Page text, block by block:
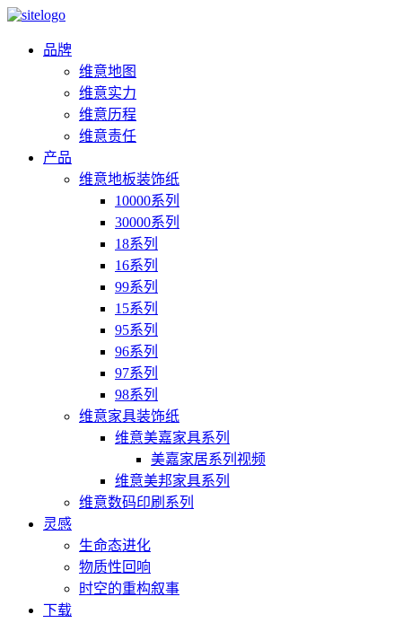
品牌
维意地图
维意实力
维意历程
维意责任
产品
维意地板装饰纸
10000系列
30000系列
18系列
16系列
99系列
15系列
95系列
96系列
97系列
98系列
维意家具装饰纸
维意美嘉家具系列
美嘉家居系列视频
维意美邦家具系列
维意数码印刷系列
灵感
生命态进化
物质性回响
时空的重构叙事
下载